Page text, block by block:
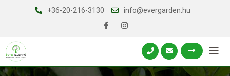
+36-20-216-3130 info@evergarden.hu